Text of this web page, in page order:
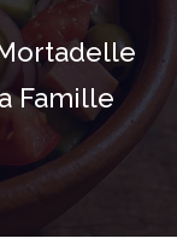
Famille